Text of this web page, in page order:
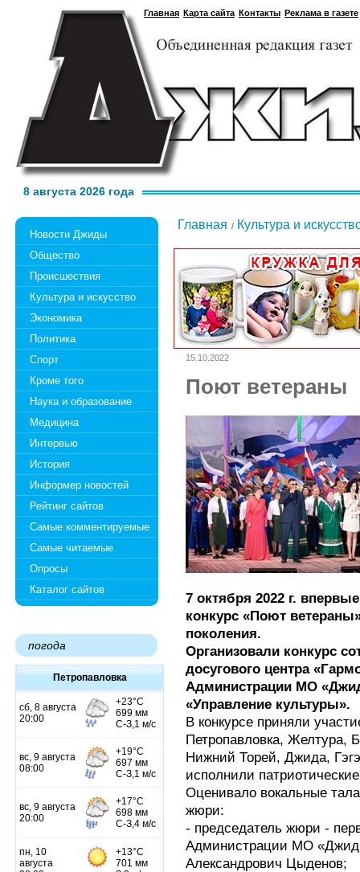
Главная Карта сайта Контакты Реклама в газете
8 августа 2026 года
Новости Джиды
Общество
Происшествия
Культура и искусство
Экономика
Политика
Спорт
Кроме того
Наука и образование
Медицина
Интервью
История
Информер новостей
Рейтинг сайтов
Самые комментируемые
Самые читаемые
Опросы
Каталог сайтов
погода
Петропавловка
Главная Культура и
15.10.2022
Поют ветераны
7 октября 2022 г.
конкурс «Поют
поколения.
Организовали конкурс
досугового центра
Администрации МО
«Управление культуры».
В конкурсе приняли
Петропавловка, Желтура,
Нижний Торей, Джида,
исполнили
Оценивало вокальные
жюри:
- председатель жюри -
Администрации МО
Александрович Цыденов;